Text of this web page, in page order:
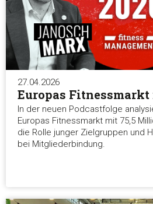
27.04.2026
Europas Fitnessmarkt
In der neuen Podcastfolge
Europas Fitnessmarkt mit 75,5
die Rolle junger Zielgruppen und
bei Mitgliederbindung.